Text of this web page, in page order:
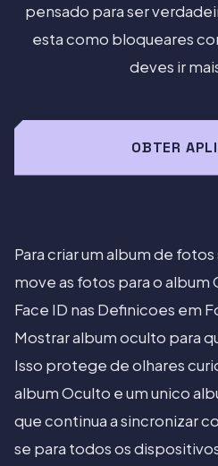
pensado para ser
esta como bloqueares
deves ir
OBTER
Para criar um album de
move as fotos para o
Face ID nas Definicoes em
Mostrar album oculto para
Isso protege de olhares
album Oculto e um unico
que continua a sincronizar
se para todos os